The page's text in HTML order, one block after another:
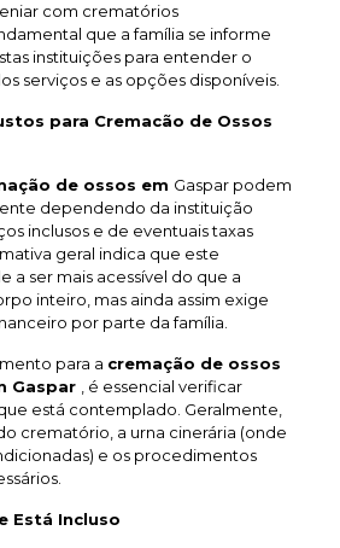
com crematórios
que a família se informe
instituições para entender o
serviços e as opções disponíveis.
para Cremacão de Ossos
de ossos em Gaspar podem
dependendo da instituição
inclusos e de eventuais taxas
geral indica que este
a ser mais acessível do que a
inteiro, mas ainda assim exige
por parte da família.
para a cremação de ossos
Gaspar
, é essencial verificar
está contemplado. Geralmente,
crematório, a urna cinerária (onde
e os procedimentos
Está Incluso